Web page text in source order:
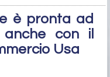
è pronta ad
con il
Usa